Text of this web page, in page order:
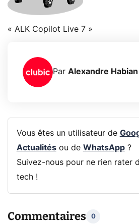
« ALK Copilot Live 7 »
Par Alexandre Habian
Vous êtes un utilisateur de
Actualitésou de WhatsApp?
Suivez-nous pour ne rien rater
tech !
Commentaires 0